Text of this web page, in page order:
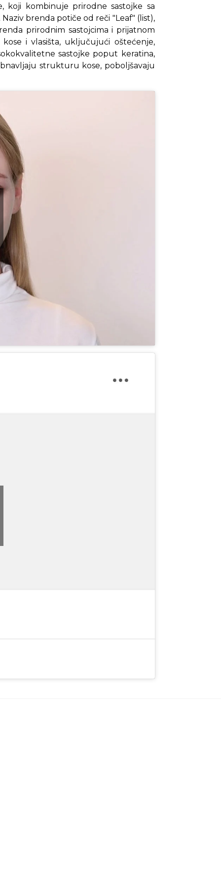
koji kombinuje prirodne sastojke sa
brenda potiče od reči "Leaf" (list),
prirodnim sastojcima i prijatnom
i vlasišta, uključujući oštećenje,
sastojke poput keratina,
strukturu kose, poboljšavaju